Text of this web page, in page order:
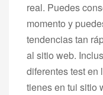
real. Puedes
momento y
tendencias tan
al sitio web.
diferentes test en
tienes en tui sitio